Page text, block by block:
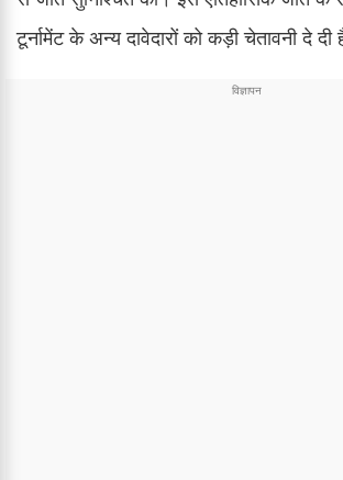
टूर्नामेंट के अन्य दावेदारों को कड़ी चेतावनी दे दी